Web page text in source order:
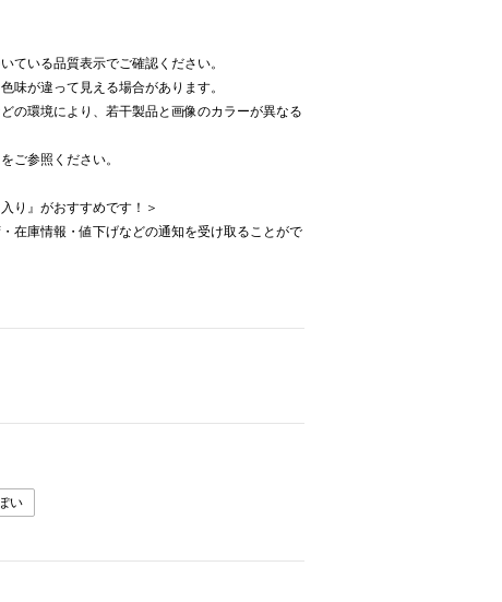
ている品質表示でご確認ください。
味が違って見える場合があります。
の環境により、若干製品と画像のカラーが異なる
ご参照ください。
り』がおすすめです！＞
在庫情報・値下げなどの通知を受け取ることがで
い